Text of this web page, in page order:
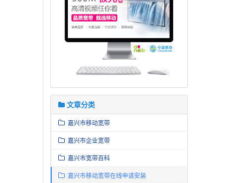
文章分类
嘉兴市移动宽带
嘉兴市企业宽带
嘉兴市宽带百科
嘉兴市移动宽带在线申请安装